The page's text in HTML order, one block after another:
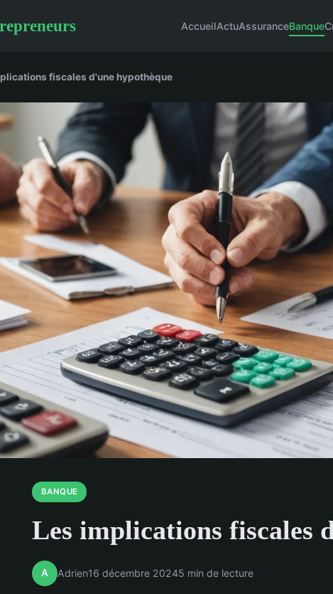
AccueilActuAssuranceBanque
fiscales d'une hypothèque
BANQUE
Les implications fiscales
A Adrien16 décembre 20245 min de lecture